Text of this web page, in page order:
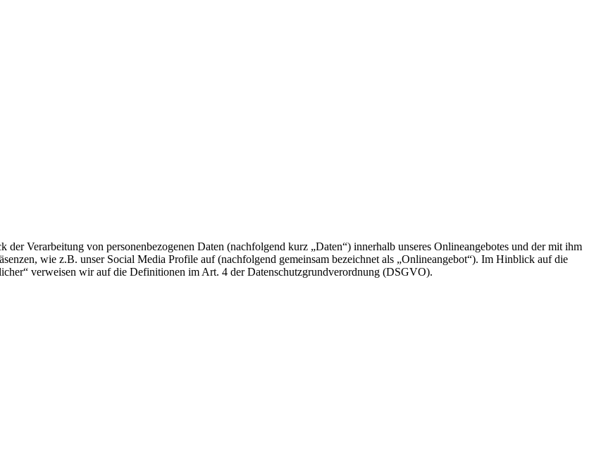
Verarbeitung von personenbezogenen Daten (nachfolgend kurz „Daten“) innerhalb unseres Onlineangebotes und der mit ihm
wie z.B. unser Social Media Profile auf (nachfolgend gemeinsam bezeichnet als „Onlineangebot“). Im Hinblick auf die
verweisen wir auf die Definitionen im Art. 4 der Datenschutzgrundverordnung (DSGVO).